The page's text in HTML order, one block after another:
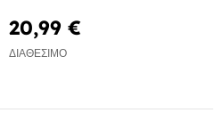
20,99 €
ΔΙΑΘΈΣΙΜΟ